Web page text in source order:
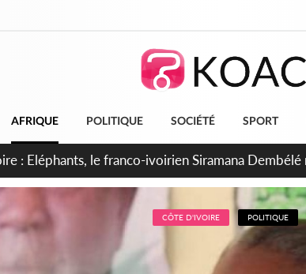
AFRIQUE POLITIQUE SOCIÉTÉ SPORT
: 5 combattants séparatistes neutralisés, le Mindef
CÔTE D'IVOIRE POLITIQUE